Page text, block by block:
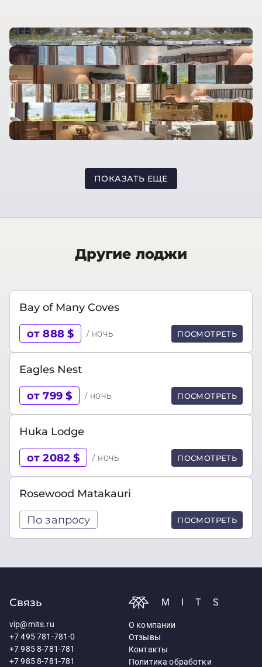
ПОКАЗАТЬ ЕЩЕ
Другие лоджи
Bay of Many Coves
от 888 $ / ночь ПОСМОТРЕТЬ
Eagles Nest
от 799 $ / ночь ПОСМОТРЕТЬ
Huka Lodge
от 2082 $ / ночь ПОСМОТРЕТЬ
Rosewood Matakauri
По запросу ПОСМОТРЕТЬ
Связь
vip@mits.ru
+7 495 781-781-0
+7 985 8-781-781
+7 985 8-781-781
MITS
О компании
Отзывы
Контакты
Политика обработки